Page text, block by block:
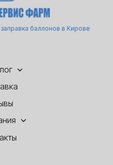
баллонов в Кирове